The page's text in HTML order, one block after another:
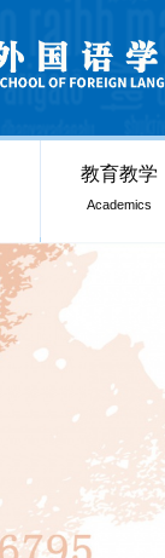
教育教学
Academics